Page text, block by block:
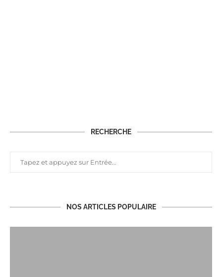
RECHERCHE
NOS ARTICLES POPULAIRE